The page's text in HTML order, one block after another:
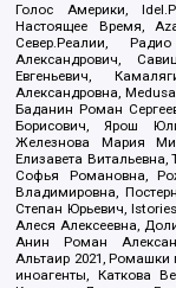
Голос Америки,
Настоящее Время,
Север.Реалии,
Александрович,
Евгеньевич,
Александровна,
Баданин Роман
Борисович, Ярош
Железнова Мария
Елизавета
Софья Романовна,
Владимировна,
Степан Юрьевич,
Алеся Алексеевна,
Анин Роман
Альтаир 2021, Ромашки
иноагенты, Каткова